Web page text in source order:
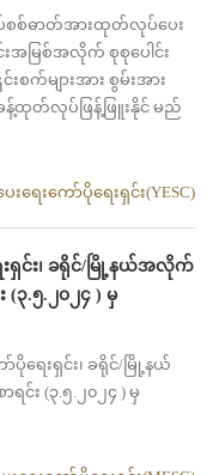
ပ်စစ်ဓာတ်အားထုတ်လုပ်ပေး
အမြစ်အလိုက် စုစုပေါင်း
စက်များအား စွမ်းအား
ခန့်ထုတ်လုပ်ဖြန့်ဖြူးနိုင် မည်
ရေးကော်ပိုရေးရှင်း(YESC)
းရှင်း၊ ခရိုင်/မြို့နယ်အလိုက်
(၃.၅.၂၀၂၄ ) မှ
ပိုရေးရှင်း၊ ခရိုင်/မြို့နယ်
း (၃.၅.၂၀၂၄ ) မှ